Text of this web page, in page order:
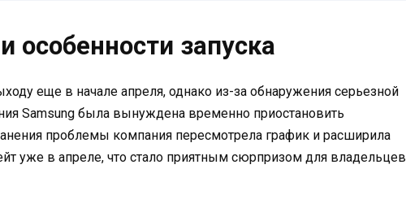
запуска
еще в начале апреля, однако из-за обнаружения серьезной
Samsung была вынуждена временно приостановить
проблемы компания пересмотрела график и расширила
уже в апреле, что стало приятным сюрпризом для владельцев